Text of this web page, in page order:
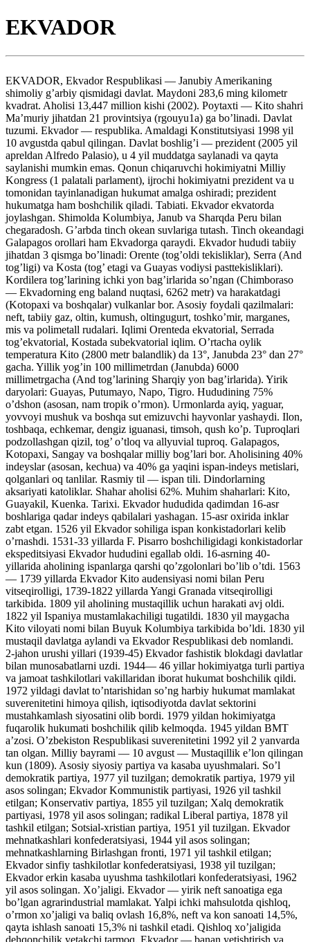
EKVADOR
EKVADOR, Ekvador Respublikasi — Janubiy Amerikaning shimoliy g’arbiy qismidagi davlat. Maydoni 283,6 ming kilometr kvadrat. Aholisi 13,447 million kishi (2002). Poytaxti — Kito shahri Ma’muriy jihatdan 21 provintsiya (rgouyu1a) ga bo’linadi. Davlat tuzumi. Ekvador — respublika. Amaldagi Konstitutsiyasi 1998 yil 10 avgustda qabul qilingan. Davlat boshlig’i — prezident (2005 yil apreldan Alfredo Palasio), u 4 yil muddatga saylanadi va qayta saylanishi mumkin emas. Qonun chiqaruvchi hokimiyatni Milliy Kongress (1 palatali parlament), ijrochi hokimiyatni prezident va u tomonidan tayinlanadigan hukumat amalga oshiradi; prezident hukumatga ham boshchilik qiladi. Tabiati. Ekvador ekvatorda joylashgan. Shimolda Kolumbiya, Janub va Sharqda Peru bilan chegaradosh. G’arbda tinch okean suvlariga tutash. Tinch okeandagi Galapagos orollari ham Ekvadorga qaraydi. Ekvador hududi tabiiy jihatdan 3 qismga bo’linadi: Orente (tog’oldi tekisliklar), Serra (And tog’ligi) va Kosta (tog’ etagi va Guayas vodiysi pasttekisliklari). Kordilera tog’larining ichki yon bag’irlarida so’ngan (Chimboraso — Ekvadorning eng baland nuqtasi, 6262 metr) va harakatdagi (Kotopaxi va boshqalar) vulkanlar bor. Asosiy foydali qazilmalari: neft, tabiiy gaz, oltin, kumush, oltingugurt, toshko’mir, marganes, mis va polimetall rudalari. Iqlimi Orenteda ekvatorial, Serrada tog’ekvatorial, Kostada subekvatorial iqlim. O’rtacha oylik temperatura Kito (2800 metr balandlik) da 13°, Janubda 23° dan 27° gacha. Yillik yog’in 100 millimetrdan (Janubda) 6000 millimetrgacha (And tog’larining Sharqiy yon bag’irlarida). Yirik daryolari: Guayas, Putumayo, Napo, Tigro. Hududining 75% o’dshon (asosan, nam tropik o’rmon). Urmonlarda ayiq, yaguar, yovvoyi mushuk va boshqa sut emizuvchi hayvonlar yashaydi. Ilon, toshbaqa, echkemar, dengiz iguanasi, timsoh, qush ko’p. Tuproqlari podzollashgan qizil, tog’ o’tloq va allyuvial tuproq. Galapagos, Kotopaxi, Sangay va boshqalar milliy bog’lari bor. Aholisining 40% indeyslar (asosan, kechua) va 40% ga yaqini ispan-indeys metislari, qolganlari oq tanlilar. Rasmiy til — ispan tili. Dindorlarning aksariyati katoliklar. Shahar aholisi 62%. Muhim shaharlari: Kito, Guayakil, Kuenka. Tarixi. Ekvador hududida qadimdan 16-asr boshlariga qadar indeys qabilalari yashagan. 15-asr oxirida inklar zabt etgan. 1526 yil Ekvador sohiliga ispan konkistadorlari kelib o’rnashdi. 1531-33 yillarda F. Pisarro boshchiligidagi konkistadorlar ekspeditsiyasi Ekvador hududini egallab oldi. 16-asrning 40-yillarida aholining ispanlarga qarshi qo’zgolonlari bo’lib o’tdi. 1563— 1739 yillarda Ekvador Kito audensiyasi nomi bilan Peru vitseqirolligi, 1739-1822 yillarda Yangi Granada vitseqirolligi tarkibida. 1809 yil aholining mustaqillik uchun harakati avj oldi. 1822 yil Ispaniya mustamlakachiligi tugatildi. 1830 yil maygacha Kito viloyati nomi bilan Buyuk Kolumbiya tarkibida bo’ldi. 1830 yil mustaqil davlatga aylandi va Ekvador Respublikasi deb nomlandi. 2-jahon urushi yillari (1939-45) Ekvador fashistik blokdagi davlatlar bilan munosabatlarni uzdi. 1944— 46 yillar hokimiyatga turli partiya va jamoat tashkilotlari vakillaridan iborat hukumat boshchilik qildi. 1972 yildagi davlat to’ntarishidan so’ng harbiy hukumat mamlakat suverenitetini himoya qilish, iqtisodiyotda davlat sektorini mustahkamlash siyosatini olib bordi. 1979 yildan hokimiyatga fuqarolik hukumati boshchilik qilib kelmoqda. 1945 yildan BMT a’zosi. O’zbekiston Respublikasi suverenitetini 1992 yil 2 yanvarda tan olgan. Milliy bayrami — 10 avgust — Mustaqillik e’lon qilingan kun (1809). Asosiy siyosiy partiya va kasaba uyushmalari. So’l demokratik partiya, 1977 yil tuzilgan; demokratik partiya, 1979 yil asos solingan; Ekvador Kommunistik partiyasi, 1926 yil tashkil etilgan; Konservativ partiya, 1855 yil tuzilgan; Xalq demokratik partiyasi, 1978 yil asos solingan; radikal Liberal partiya, 1878 yil tashkil etilgan; Sotsial-xristian partiya, 1951 yil tuzilgan. Ekvador mehnatkashlari konfederatsiyasi, 1944 yil asos solingan; mehnatkashlarning Birlashgan fronti, 1971 yil tashkil etilgan; Ekvador sinfiy tashkilotlar konfederatsiyasi, 1938 yil tuzilgan; Ekvador erkin kasaba uyushma tashkilotlari konfederatsiyasi, 1962 yil asos solingan. Xo’jaligi. Ekvador — yirik neft sanoatiga ega bo’lgan agrarindustrial mamlakat. Yalpi ichki mahsulotda qishloq, o’rmon xo’jaligi va baliq ovlash 16,8%, neft va kon sanoati 14,5%, qayta ishlash sanoati 15,3% ni tashkil etadi. Qishloq xo’jaligida dehqonchilik yetakchi tarmoq. Ekvador — banan yetishtirish va eksport qilish bo’yicha dunyodagi yetakchi davlatlardan biri (yiliga o’rtacha 5,32 million tonna hosil yig’ib olinadi). Shuningdek, kofe, kakao o’stiriladi. Shakarqamish, paxta, sholi, kartoshka, makkajo’xori, bug’doy, soya, tamaki ekiladi. Chorvachilikda qoramol, qo’y, cho’chqa, parranda boqiladi. Hududiy suvlaridan – baliq, krevetka, languot ovlanadi. O’rmonda qimmatbaho daraxtdan yog’och tayyorlanadi, geveya daraxtidan kauchuk olinadi. Sanoatining yetakchi tarmog’i — neft qazib olish; tabiiy gaz, mis va qo’rg’oshin rudalari, oltin, ku^mush, oltingugurt ham qazib olinadi. Yiliga o’rtacha 8,2 milliard kVtsoat elektr energiyasi hosil qilinadi. Neftni qayta ishlash, oziq-ovqat, to’qimachilik, ko’npoyabzal, yog’ochsozlik, tsellyulozaqog’oz, tsement korxonalari bor. Hunarmandchilik rivojlangan. Temir yo’l uzunligi 0,97 ming kilometr, avtomobil yo’llari uzunligi 43,1 ming kilometr. Dengiz savdo flotining tonnaji 504 ming tonna dedveyt. Yirik portlari: Guayakil, Balao, Esmeraldas. Kito va Guayakidda xalqaro aeroportlar bor. Ekvador chetga neft va neft mahsulotlari, banan, krevetka, kofe, baliq, kakao, shakar chiqaradi. Chetdan sanoat xom ashyosi va yarim fabrikatlar, mashina va jihozlar, qog’oz, karton, oziq-ovqat oladi. Tashqi savdoda AQSh, Lotin Amerikasi mamlakatlari, Yaponiya bilan hamkorlik qiladi. Pul birligi — AQSh dollari. Tibbiy xizmati, maorifi, ilmiy va madaniy-ma’rifiy muassasalari. Ekvadorda vrachlar 5 tibbiyot oliy maktabida tayyorlanadi. Mamlakatda 6 yoshdan 14 yoshgacha bo’lgan bolalar uchun majburiy bepul ta’lim joriy etilgan. Boshlang’ich va o’rta maktablarda o’qish muddati 12 yil (boshlang’ich maktabda 6 yil, o’rta maktabda 6 yil). Davlat maktablari bilan birga xususiy maktablar ham faoliyat yuritadi. O’rta maxsus o’quv yurtlari, 20 oliy o’quv yurti bor. Yiriklari: Kito shahrida Markaziy va katolik untlar, Kuenka shahridagi universitet Ekvador akademiyasi, Kito shahridagi tibbiyot fanlari akademiyasi va 20 dan ortiq ilmiy muassasa va jamiyatlarda ilmiy tekshirish ishlari olib boriladi. Kutubxonalari: Markaziy universitet, Kito shahridagi milliy va munisipal, Kuenka shahridagi universitet va munisipal kutubxonalar. Muzeylari: mustamlaka san’ati muzeyi, shahar san’at va tarix muzeyi, arxeologiya va etnografiya muzeyi, antropologiya muzeyi, geologiya muzeyi (hammasi Kito shahrida). Matbuoti, radioeshittirishi va teleko’rsatuvi Ekvadorda bir qancha gazeta va jurnal nashr etiladi. Yiriklari: “Bandera Roxa” (“qizil bayroq”, nazariy jurnal, 1940-yillarda asos solingan), “Vistaso” (“Sharq”, 1 oyda 2 marta chiqadigan jurnal, 1957 yildan), “Komersio” (“savdo”, kundalik gazeta, 1906 yildan), “Letras del Ekuador” (“Ekvador adabiyoti”, oylik adabiy jurnal, 1944 yildan), “oy” (“bugun”, kundalik gazeta, 1982 yildan), “Pueblo” (“Xalq”, haftalik gazeta, 1946 yildan), “Ultimas Notisias” (“so’nggi xabarlar”, kundalik oqshom gazeta, 1938 yildan), “Universo” (“Koinot”, kundalik gazeta, 1921 yildan), “Ekspreso” (“Ekspress”, kundalik gazeta, 1973 yildan). Ekuapress, davlat axborot agentligi, 1982 yil tashkil etilgan. “Asosiason ekuatoriana de radiodifuson”, radiostyalar uyushmasi. 300 ga yaqin tijorat radio stansiya faoliyat yuritadi. Bir qancha tijorat televidenie xizmati, jumladan, “Korporason ekuatoriana de Televison” (1967 yil tuzilgan) xizmati mavjud. Adabiyoti ispan tilida rivojlanmoqda. Mustamlakachilik davri (16-asr boshi — 19-asr boshi) da tarixiy va diniy asar hamda she’rlar yaratildi. Mustaqillik uchun urush yillari “xunin davridagi g’alaba. Bolivarga qo’shiq” odasi muallifi X.X.Olmedo samarali ijod qildi. 19-asrning 30-yillaridan asr oxirigacha nasrda romantizm hukmronlik qildi (X.L.Merining “Kumanda” romani, 1825). 19-asr oxiri — 20-asr boshlarida she’riyat modernizm ruhida rivojlandi, nasrda naturalizm ta’siri sezildi. X.Ikas va 20-asrning boshqa yozuvchilari irqiy kamsitish sharoitida indeys va metislarning ijtimoiy fojiasini aks ettirdilar. X. dela Kuadra, X. Galegos Lara, E.Xil Xilbert, A.Parexa Dieskanseko, D.Agilera Malta, P.X.Vera va boshqalar yozuvchilar, X.Karrera Andrade, X.E.Adoum va boshqalar shoirlar o’z asarlarida xalqning haqqoniy turmushini, uning ijtimoiy ziddiyatlarini keng yoritdilar. Me’morligi va tasvnriy san’ati. Ekvador indeyslarining qadimiy san’ati Peruning taraqqiy etgan madaniyati bilan bog’liq (kulollik, haykalchalar, metall buyumlar, Sharqiy rayonlarda tosh istehkomlar). 16-asrdan Ekvadorda shaharlar barpo etila boshladi. 17— 18-asrlarda binolarbarokko uslubida qurildi (me’mor A.Rodriges), ular mahalliy an’anaviy chiroyli o’yma naqshlar bilan bezatildi. Diniy mazmundagi rang-tasvir (N.X. de Gorivar) va haykaltaroshlik (indeys M.Inli, 18-asr) o’ziga xos. 20-asrning o’rtalaridan hozirgi zamon me’morligi rivojlana boshladi. O.Guayasamin, E. Kingman, D.Paredes kabi rassomlar mehnatkash xalq, asosan, indeyslar turmushini aks ettirdilar. Ekvadorda kulollik, to’quvchilik, niqoblar yasash, kumushdan buyumlar ishlash, tosh va yog’och o’ymakorligi rivojlangan. Musiqasi. Ekvador xalq musiqasi (kreol va indeys) Boliviya, Peru, shim.G’arbiy Argentina musiqalarining ajralmas qismi sifatida rivojlanib kelmoqda. 19-asrdan professional musiqa shakllandi (kompozitor A.Baldeon va boshqalar). 1870 yil Kito shahrida Milliy konservatoriya ochildi. 19-asr 2-yarmida kompozitor va musiqashunos P.Traversari, kompozitor va folklorshunos S.L.Mareno, 20-asr 2-yarmida kompozitorlar S.M.Duran, aka-uka L. va G. Salgado mashhur bo’lgan. Kito va Kuenka shahrilarida konservatoriya